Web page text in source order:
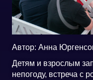
Автор: Анна
Детям и взрослым
непогоду, встреча с